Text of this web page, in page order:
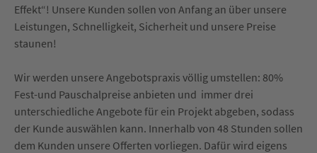
Effekt“! Unsere Kunden sollen von Anfang an über unsere
Leistungen, Schnelligkeit, Sicherheit und unsere Preise
staunen!
Wir werden unsere Angebotspraxis völlig umstellen: 80%
Fest-und Pauschalpreise anbieten und immer drei
unterschiedliche Angebote für ein Projekt abgeben, sodass
der Kunde auswählen kann. Innerhalb von 48 Stunden sollen
dem Kunden unsere Offerten vorliegen. Dafür wird eigens